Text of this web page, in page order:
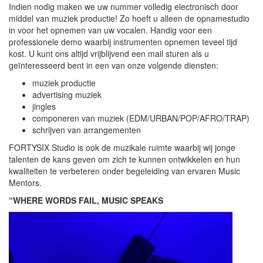
Indien nodig maken we uw nummer volledig electronisch door
middel van muziek productie! Zo hoeft u alleen de opnamestudio
in voor het opnemen van uw vocalen. Handig voor een
professionele demo waarbij instrumenten opnemen teveel tijd
kost. U kunt ons altijd vrijblijvend een mail sturen als u
geïnteresseerd bent in een van onze volgende diensten:
muziek productie
advertising muziek
jingles
componeren van muziek (EDM/URBAN/POP/AFRO/TRAP)
schrijven van arrangementen
FORTYSIX Studio is ook de muzikale ruimte waarbij wij jonge
talenten de kans geven om zich te kunnen ontwikkelen en hun
kwaliteiten te verbeteren onder begeleiding van ervaren Music
Mentors.
“WHERE WORDS FAIL, MUSIC SPEAKS